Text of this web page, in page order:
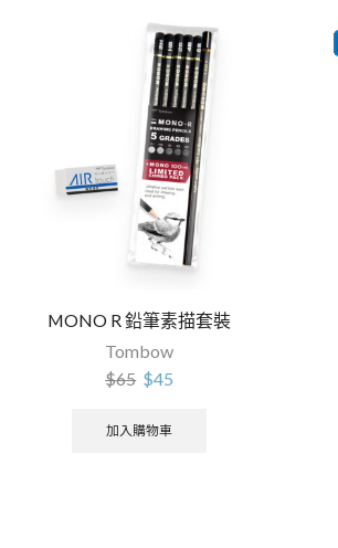
MONO R 鉛筆素描套裝
Tombow
$65 $45
加入購物車